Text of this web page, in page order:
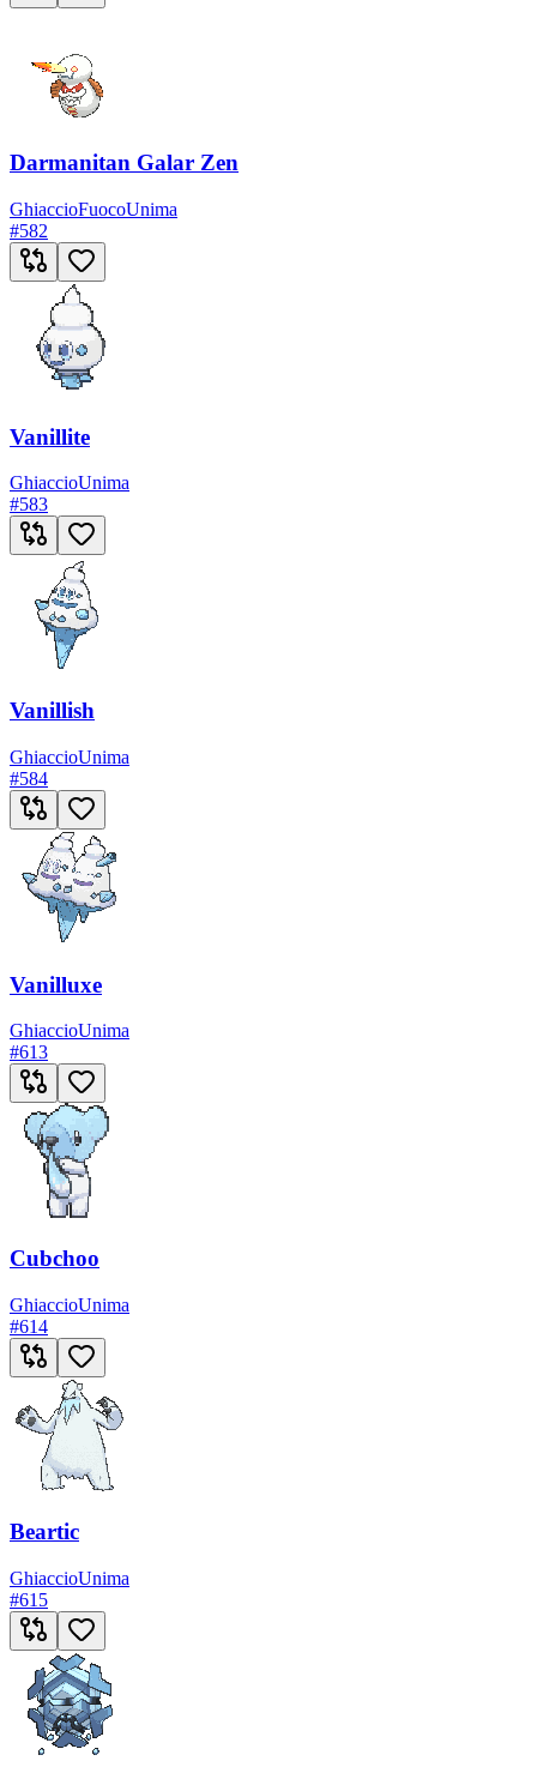
Darmanitan Galar Zen
GhiaccioFuocoUnima
#582
Vanillite
GhiaccioUnima
#583
Vanillish
GhiaccioUnima
#584
Vanilluxe
GhiaccioUnima
#613
Cubchoo
GhiaccioUnima
#614
Beartic
GhiaccioUnima
#615